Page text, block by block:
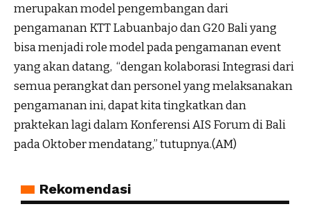
merupakan model pengembangan dari
pengamanan KTT Labuanbajo dan G20 Bali yang
bisa menjadi role model pada pengamanan event
yang akan datang, “dengan kolaborasi Integrasi dari
semua perangkat dan personel yang melaksanakan
pengamanan ini, dapat kita tingkatkan dan
praktekan lagi dalam Konferensi AIS Forum di Bali
pada Oktober mendatang,” tutupnya.(AM)
Rekomendasi